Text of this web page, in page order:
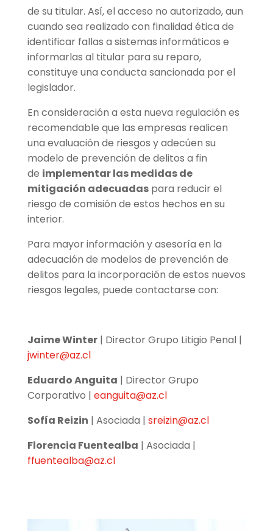
de su titular. Así, el acceso no autorizado, aun
cuando sea realizado con finalidad ética de
identificar fallas a sistemas informáticos e
informarlas al titular para su reparo,
constituye una conducta sancionada por el
legislador.
En consideración a esta nueva regulación es
recomendable que las empresas realicen
una evaluación de riesgos y adecúen su
modelo de prevención de delitos a fin
de implementar las medidas de
mitigación adecuadaspara reducir el
riesgo de comisión de estos hechos en su
interior.
Para mayor información y asesoría en la
adecuación de modelos de prevención de
delitos para la incorporación de estos nuevos
riesgos legales, puede contactarse con:
Jaime Winter| Director Grupo Litigio Penal |
jwinter@az.cl
Eduardo Anguita | Director Grupo
Corporativo | eanguita@az.cl
Sofía Reizin | Asociada | sreizin@az.cl
Florencia Fuentealba | Asociada |
ffuentealba@az.cl